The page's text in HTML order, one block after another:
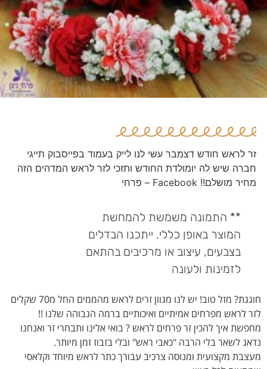
זר לראש חודש דצמבר עשי לנו לייק בעמוד בפייסבוק תייגי
חברה שיש לה יומולדת החודש ותזכי לזר לראש המדהים הזה
מחיר מושלם!! Facebook – פרחי
** התמונה משמשת להמחשת
המוצר באופן כללי. ייתכנו הבדלים
בצבעים, עיצוב או מרכיבים בהתאם
לזמינות ולעונה
חוגגת? מזל טוב! יש לנו מגוון זרים לראש מהממים החל מ70 שקלים
לזר לראש מפרחים אמיתיים ואיכותיים ברמה הגבוהה שלנו !!
מחפשת איך להכין זר פרחים לראש ? בואי אלינו ותבחרי זר ואנחנו
נדאג לשאר בלי הרבה "כאבי ראש" ובלי בזבוז זמן מיותר.
מעצבת מקצועית ומנוסה צרכיב עבורך כתר לראש מיוחד וקלאסי